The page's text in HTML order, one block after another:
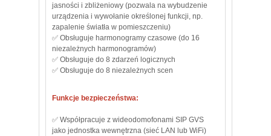
jasności i zbliżeniowy (pozwala na wybudzenie
urządzenia i wywołanie określonej funkcji, np.
zapalenie światła w pomieszczeniu)
✅ Obsługuje harmonogramy czasowe (do 16
niezależnych harmonogramów)
✅ Obsługuje do 8 zdarzeń logicznych
✅ Obsługuje do 8 niezależnych scen
Funkcje bezpieczeństwa:
✅ Współpracuje z wideodomofonami SIP GVS
jako jednostka wewnętrzna (sieć LAN lub WiFi)